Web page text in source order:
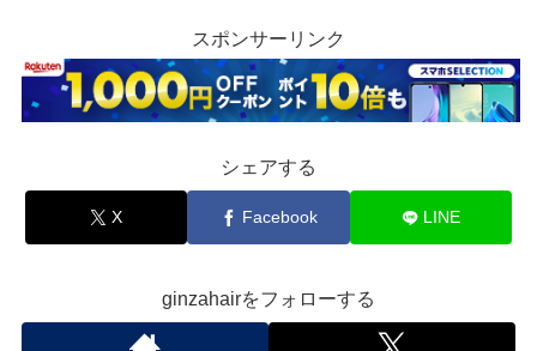
スポンサーリンク
シェアする
X Facebook LINE
ginzahairをフォローする